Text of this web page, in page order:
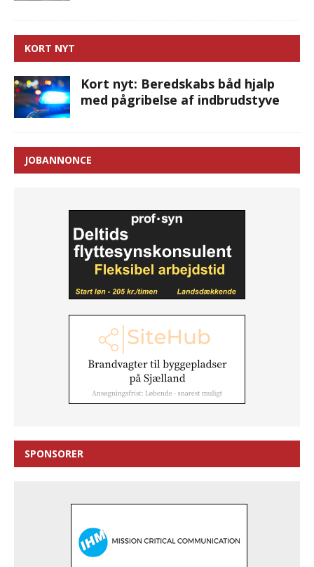
KORT NYT
Kort nyt: Beredskabs båd hjalp
med pågribelse af indbrudstyve
JOBANNONCE
SPONSORER